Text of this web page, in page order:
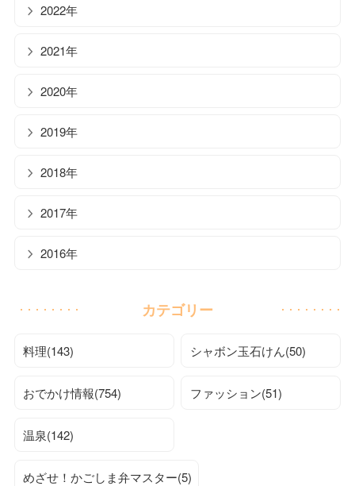
2022年
2021年
2020年
2019年
2018年
2017年
2016年
カテゴリー
料理(143) シャボン玉石けん(50)
おでかけ情報(754) ファッション(51)
温泉(142)
めざせ！かごしま弁マスター(5)